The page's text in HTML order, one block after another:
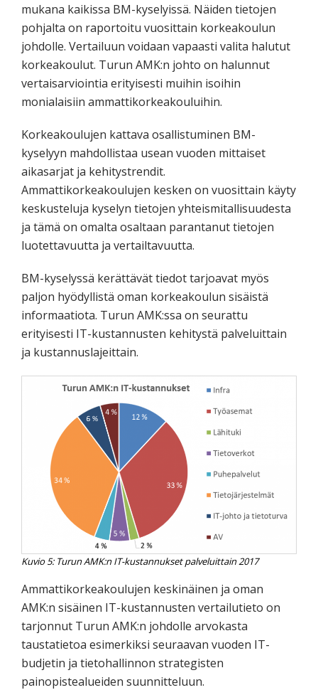
mukana kaikissa BM-kyselyissä. Näiden tietojen
pohjalta on raportoitu vuosittain korkeakoulun
johdolle. Vertailuun voidaan vapaasti valita halutut
korkeakoulut. Turun AMK:n johto on halunnut
vertaisarviointia erityisesti muihin isoihin
monialaisiin ammattikorkeakouluihin.
Korkeakoulujen kattava osallistuminen BM-
kyselyyn mahdollistaa usean vuoden mittaiset
aikasarjat ja kehitystrendit.
Ammattikorkeakoulujen kesken on vuosittain käyty
keskusteluja kyselyn tietojen yhteismitallisuudesta
ja tämä on omalta osaltaan parantanut tietojen
luotettavuutta ja vertailtavuutta.
BM-kyselyssä kerättävät tiedot tarjoavat myös
paljon hyödyllistä oman korkeakoulun sisäistä
informaatiota. Turun AMK:ssa on seurattu
erityisesti IT-kustannusten kehitystä palveluittain
ja kustannuslajeittain.
Kuvio 5: Turun AMK:n IT-kustannukset palveluittain 2017
Ammattikorkeakoulujen keskinäinen ja oman
AMK:n sisäinen IT-kustannusten vertailutieto on
tarjonnut Turun AMK:n johdolle arvokasta
taustatietoa esimerkiksi seuraavan vuoden IT-
budjetin ja tietohallinnon strategisten
painopistealueiden suunnitteluun.